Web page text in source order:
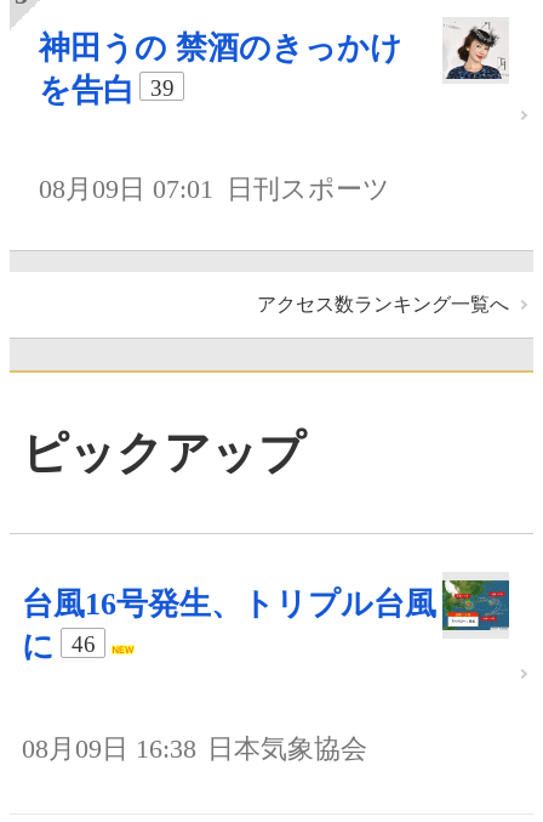
神田うの 禁酒のきっかけ
を告白
39
08月09日 07:01 日刊スポーツ
アクセス数ランキング一覧へ
ピックアップ
台風16号発生、トリプル台風
に
46
08月09日 16:38 日本気象協会